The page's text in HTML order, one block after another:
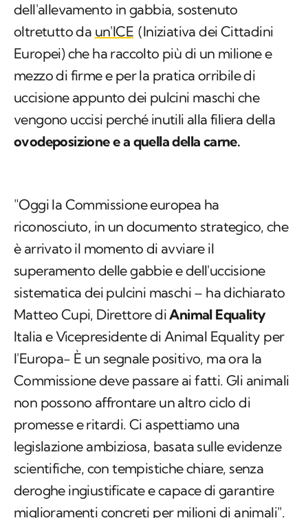
dell'allevamento in gabbia, sostenuto
oltretutto da un'ICE (Iniziativa dei Cittadini
Europei) che ha raccolto più di un milione e
mezzo di firme e per la pratica orribile di
uccisione appunto dei pulcini maschi che
vengono uccisi perché inutili alla filiera della
ovodeposizione e a quella della carne.
"Oggi la Commissione europea ha
riconosciuto, in un documento strategico, che
è arrivato il momento di avviare il
superamento delle gabbie e dell'uccisione
sistematica dei pulcini maschi – ha dichiarato
Matteo Cupi, Direttore diAnimal Equality
Italia e Vicepresidente di Animal Equality per
l'Europa- È un segnale positivo, ma ora la
Commissione deve passare ai fatti. Gli animali
non possono affrontare un altro ciclo di
promesse e ritardi. Ci aspettiamo una
legislazione ambiziosa, basata sulle evidenze
scientifiche, con tempistiche chiare, senza
deroghe ingiustificate e capace di garantire
miglioramenti concreti per milioni di animali".